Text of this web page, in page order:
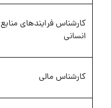
کارشناس فرایندهای منابع
انسانی
کارشناس مالی